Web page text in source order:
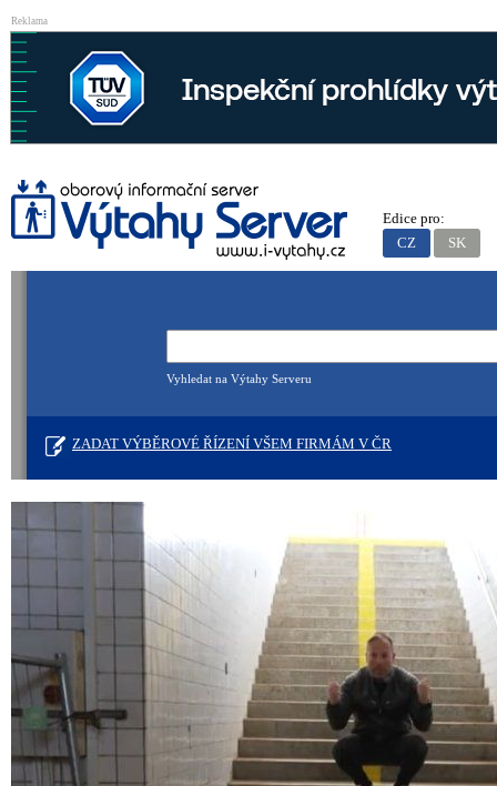
Reklama
Vyhledat na Výtahy Serveru
ZADAT VÝBĚROVÉ ŘÍZENÍ VŠEM FIRMÁM V ČR
Edice pro:
CZ
SK